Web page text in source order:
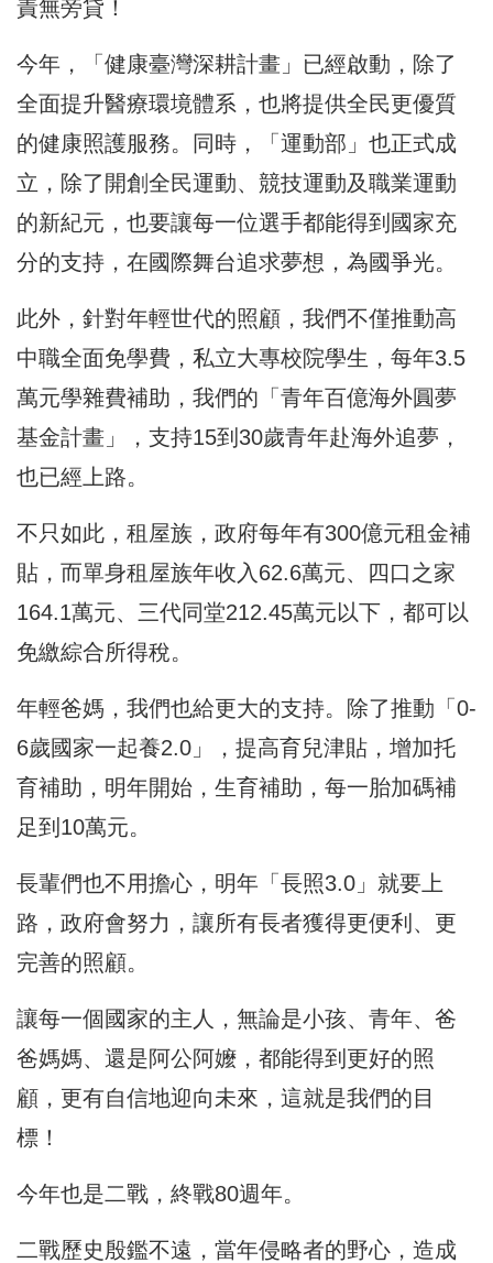
責無旁貸！
今年，「健康臺灣深耕計畫」已經啟動，除了
全面提升醫療環境體系，也將提供全民更優質
的健康照護服務。同時，「運動部」也正式成
立，除了開創全民運動、競技運動及職業運動
的新紀元，也要讓每一位選手都能得到國家充
分的支持，在國際舞台追求夢想，為國爭光。
此外，針對年輕世代的照顧，我們不僅推動高
中職全面免學費，私立大專校院學生，每年3.5
萬元學雜費補助，我們的「青年百億海外圓夢
基金計畫」，支持15到30歲青年赴海外追夢，
也已經上路。
不只如此，租屋族，政府每年有300億元租金補
貼，而單身租屋族年收入62.6萬元、四口之家
164.1萬元、三代同堂212.45萬元以下，都可以
免繳綜合所得稅。
年輕爸媽，我們也給更大的支持。除了推動「0-
6歲國家一起養2.0」，提高育兒津貼，增加托
育補助，明年開始，生育補助，每一胎加碼補
足到10萬元。
長輩們也不用擔心，明年「長照3.0」就要上
路，政府會努力，讓所有長者獲得更便利、更
完善的照顧。
讓每一個國家的主人，無論是小孩、青年、爸
爸媽媽、還是阿公阿嬤，都能得到更好的照
顧，更有自信地迎向未來，這就是我們的目
標！
今年也是二戰，終戰80週年。
二戰歷史殷鑑不遠，當年侵略者的野心，造成